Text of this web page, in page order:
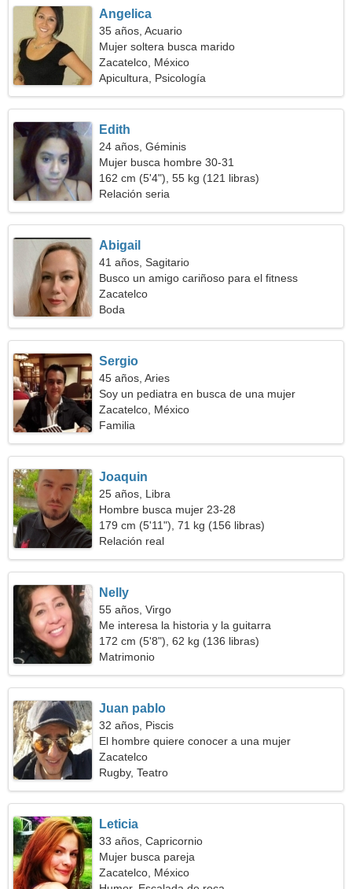
Angelica
35 años, Acuario
Mujer soltera busca marido
Zacatelco, México
Apicultura, Psicología
Edith
24 años, Géminis
Mujer busca hombre 30-31
162 cm (5'4"), 55 kg (121 libras)
Relación seria
Abigail
41 años, Sagitario
Busco un amigo cariñoso para el fitness
Zacatelco
Boda
Sergio
45 años, Aries
Soy un pediatra en busca de una mujer
capacitada
Zacatelco, México
Familia
Joaquin
25 años, Libra
Hombre busca mujer 23-28
179 cm (5'11"), 71 kg (156 libras)
Relación real
Nelly
55 años, Virgo
Me interesa la historia y la guitarra
172 cm (5'8"), 62 kg (136 libras)
Matrimonio
Juan pablo
32 años, Piscis
El hombre quiere conocer a una mujer
Zacatelco
Rugby, Teatro
Leticia
33 años, Capricornio
Mujer busca pareja
Zacatelco, México